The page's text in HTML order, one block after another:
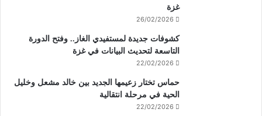
غزة
26/02/2026
كشوفات جديدة لمستفيدي الغاز.. وفتح الدورة
التاسعة لتحديث البيانات في غزة
22/02/2026
حماس تختار زعيمها الجديد بين خالد مشعل وخليل
الحية في مرحلة انتقالية
22/02/2026